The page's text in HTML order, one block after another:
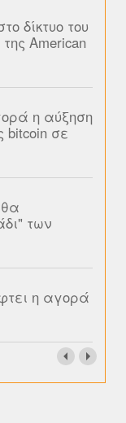
δίκτυο του
American
η αύξηση
bitcoin σε
των
η αγορά